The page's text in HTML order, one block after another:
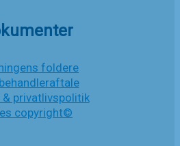
foldere
& privatlivspolitik
copyright©